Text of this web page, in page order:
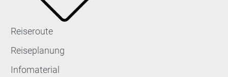
Reiseroute
Reiseplanung
Infomaterial